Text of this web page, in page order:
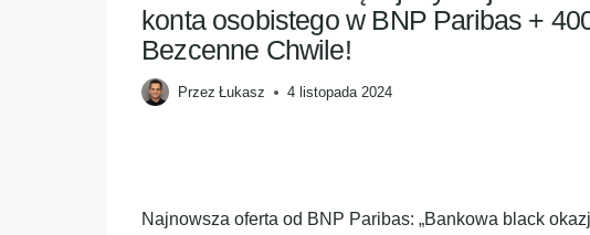
konta osobistego w BNP Paribas +
Bezcenne Chwile!
Przez Łukasz 4 listopada 2024
Najnowsza oferta od BNP Paribas: „Bankowa black